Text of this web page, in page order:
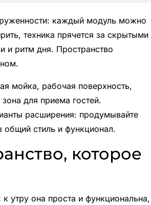
каждый модуль можно
техника прячется за скрытыми
и ритм дня. Пространство
мойка, рабочая поверхность,
для приема гостей.
расширения: продумывайте
общий стиль и функционал.
которое
утру она проста и функциональна,